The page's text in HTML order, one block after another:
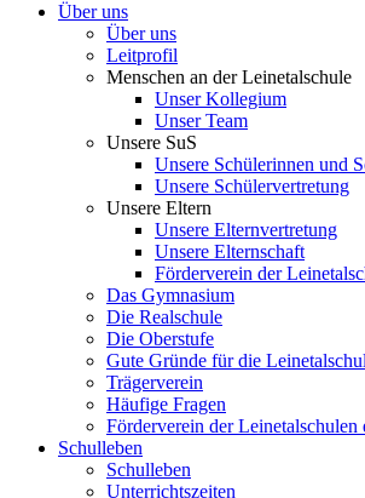
Über uns
Über uns
Leitprofil
Menschen an der Leinetalschule
Unser Kollegium
Unser Team
Unsere SuS
Unsere Schülerinnen und
Unsere Schülervertretung
Unsere Eltern
Unsere Elternvertretung
Unsere Elternschaft
Förderverein der
Das Gymnasium
Die Realschule
Die Oberstufe
Gute Gründe für die
Trägerverein
Häufige Fragen
Förderverein der Leinetalschulen
Schulleben
Schulleben
Unterrichtszeiten